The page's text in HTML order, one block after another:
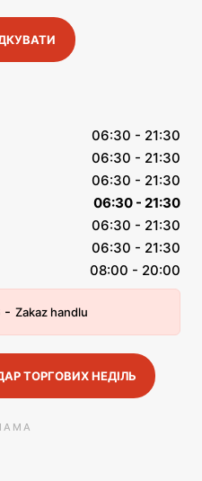
06:30 - 21:30
06:30 - 21:30
06:30 - 21:30
06:30 - 21:30
06:30 - 21:30
06:30 - 21:30
08:00 - 20:00
- Zakaz handlu
ТОРГОВИХ НЕДІЛЬ